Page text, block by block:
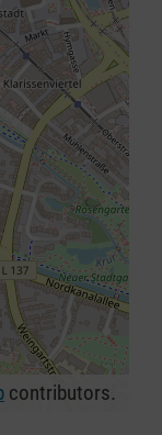
contributors.